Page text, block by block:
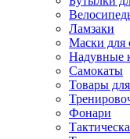
Ламзаки
Маски для
Надувные
Самокаты
Товары
Фонари